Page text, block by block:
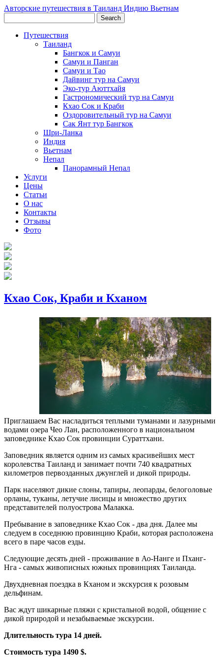
Авторские путешествия в Таиланд Индию Вьетнам
Путешествия
Таиланд
Бангкок и Самуи
Самуи и Панган
Самуи и Тао
Дайвинг тур на Самуи
Эко-тур Аюттхайя
Гастрономический тур на Самуи
Кхао Сок и Краби
Оздоровительный тур на Самуи
Сак Янт тур Бангкок
Шри-Ланка
Индия
Вьетнам
Непал
Панорамный Непал
Услуги
Цены
Статьи
О нас
Контакты
Отзывы
Фото
Кхао Сок, Краби и Кханом
Приглашаем Вас насладиться теплыми туманами и лазурными
водами озера Чео Лан, расположенного в национальном
заповеднике Кхао Сок провинции Сураттхани.
Заповедник является одним из самых красивейших мест
королевства Таиланд и занимает почти 740 квадратных
километров первозданных джунглей и дикой природы.
Парк населяют дикие слоны, тапиры, леопарды, белоголовые
орланы, туканы, летучие лисицы и множество других
представителей полуострова Малакка.
Пребывание в заповеднике Кхао Сок - два дня. Далее мы
следуем в соседнюю провинцию Краби, которая расположена
всего в паре часов езды.
Следующие десять дней - проживание в Ао-Нанге и Пханг-
Нга - самых живописных южных провинциях Таиланда.
Двухдневная поездка в Кханом и экскурсия к розовым
дельфинам.
Вас ждут шикарные пляжи с кристальной водой, общение с
дикой природой и незабываемые экскурсии.
Длительность тура 14 дней.
Стоимость тура 1490 $.